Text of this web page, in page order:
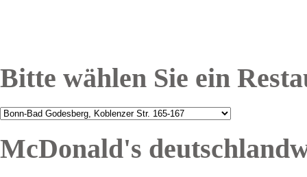
Bitte wählen Sie ein
McDonald's